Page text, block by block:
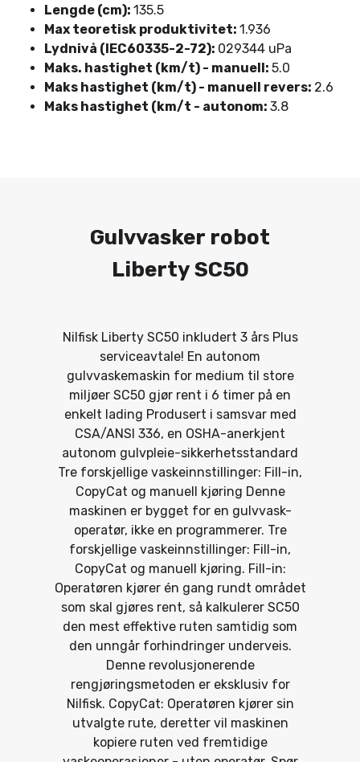
Lengde (cm): 135.5
Max teoretisk produktivitet: 1.936
Lydnivå (IEC60335-2-72): 029344 uPa
Maks. hastighet (km/t) - manuell: 5.0
Maks hastighet (km/t) - manuell revers: 2.6
Maks hastighet (km/t - autonom: 3.8
Gulvvasker robot
Liberty SC50
Nilfisk Liberty SC50 inkludert 3 års Plus
serviceavtale! En autonom
gulvvaskemaskin for medium til store
miljøer SC50 gjør rent i 6 timer på en
enkelt lading Produsert i samsvar med
CSA/ANSI 336, en OSHA-anerkjent
autonom gulvpleie-sikkerhetsstandard
Tre forskjellige vaskeinnstillinger: Fill-in,
CopyCat og manuell kjøring Denne
maskinen er bygget for en gulvvask-
operatør, ikke en programmerer. Tre
forskjellige vaskeinnstillinger: Fill-in,
CopyCat og manuell kjøring. Fill-in:
Operatøren kjører én gang rundt området
som skal gjøres rent, så kalkulerer SC50
den mest effektive ruten samtidig som
den unngår forhindringer underveis.
Denne revolusjonerende
rengjøringsmetoden er eksklusiv for
Nilfisk. CopyCat: Operatøren kjører sin
utvalgte rute, deretter vil maskinen
kopiere ruten ved fremtidige